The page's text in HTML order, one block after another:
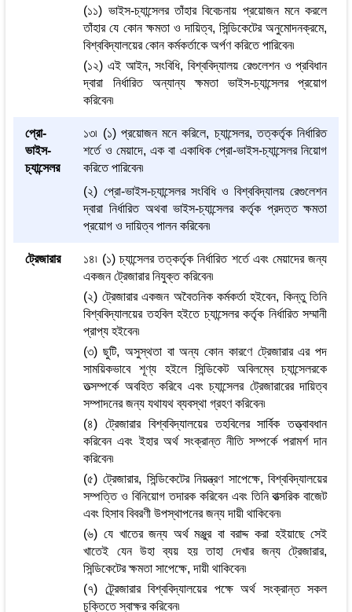
(১১) ভাইস-চ্যান্সেলর তাঁহার বিবেচনায় প্রয়োজন মনে করলে
তাঁহার যে কোন ক্ষমতা ও দায়িত্ব, সিন্ডিকেটের অনুমোদনক্রমে,
বিশ্ববিদ্যালয়ের কোন কর্মকর্তাকে অর্পণ করিতে পারিবেন৷
(১২) এই আইন, সংবিধি, বিশ্ববিদ্যালয় রেগুলেশন ও প্রবিধান
দ্বারা নির্ধারিত অন্যান্য ক্ষমতা ভাইস-চ্যান্সেলর প্রয়োগ
করিবেন৷
প্রো-
ভাইস-
চ্যান্সেলর
১৩৷ (১) প্রয়োজন মনে করিলে, চ্যান্সেলর, তত্কর্তৃক নির্ধারিত
শর্তে ও মেয়াদে, এক বা একাধিক প্রো-ভাইস-চ্যান্সেলর নিয়োগ
করিতে পারিবেন৷
(২) প্রো-ভাইস-চ্যান্সেলর সংবিধি ও বিশ্ববিদ্যালয় রেগুলেশন
দ্বারা নির্ধারিত অথবা ভাইস-চ্যান্সেলর কর্তৃক প্রদত্ত ক্ষমতা
প্রয়োগ ও দায়িত্ব পালন করিবেন৷
ট্রেজারার
১৪৷ (১) চ্যান্সেলর তত্কর্তৃক নির্ধারিত শর্তে এবং মেয়াদের জন্য
একজন ট্রেজারার নিযুক্ত করিবেন৷
(২) ট্রেজারার একজন অবৈতনিক কর্মকর্তা হইবেন, কিন্তু তিনি
বিশ্ববিদ্যালয়ের তহবিল হইতে চ্যান্সেলর কর্তৃক নির্ধারিত সম্মানী
প্রাপ্য হইবেন৷
(৩) ছুটি, অসুস্থতা বা অন্য কোন কারণে ট্রেজারার এর পদ
সাময়িকভাবে শূণ্য হইলে সিন্ডিকেট অবিলম্বে চ্যান্সেলরকে
তত্সম্পর্কে অবহিত করিবে এবং চ্যান্সেলর ট্রেজারারের দায়িত্ব
সম্পাদনের জন্য যথাযথ ব্যবস্থা গ্রহণ করিবেন৷
(৪) ট্রেজারার বিশ্ববিদ্যালয়ের তহবিলের সার্বিক তত্ত্বাবধান
করিবেন এবং ইহার অর্থ সংক্রান্ত নীতি সম্পর্কে পরামর্শ দান
করিবেন৷
(৫) ট্রেজারার, সিন্ডিকেটের নিয়ন্ত্রণ সাপেক্ষে, বিশ্ববিদ্যালয়ের
সম্পত্তি ও বিনিয়োগ তদারক করিবেন এবং তিনি বাত্সরিক বাজেট
এবং হিসাব বিবরণী উপস্থাপনের জন্য দায়ী থাকিবেন৷
(৬) যে খাতের জন্য অর্থ মঞ্জুর বা বরাদ্দ করা হইয়াছে সেই
খাতেই যেন উহা ব্যয় হয় তাহা দেখার জন্য ট্রেজারার,
সিন্ডিকেটের ক্ষমতা সাপেক্ষে, দায়ী থাকিবেন৷
(৭) ট্র্রেজারার বিশ্ববিদ্যালয়ের পক্ষে অর্থ সংক্রান্ত সকল
চুক্তিতে স্বাক্ষর করিবেন৷